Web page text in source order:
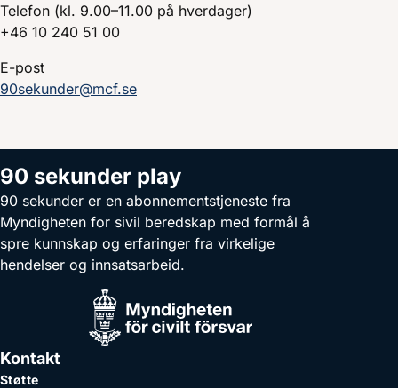
Telefon (kl. 9.00–11.00 på hverdager)
+46 10 240 51 00
E-post
90sekunder@mcf.se
90 sekunder play
90 sekunder er en abonnementstjeneste fra
Myndigheten for sivil beredskap med formål å
spre kunnskap og erfaringer fra virkelige
hendelser og innsatsarbeid.
Kontakt
Støtte